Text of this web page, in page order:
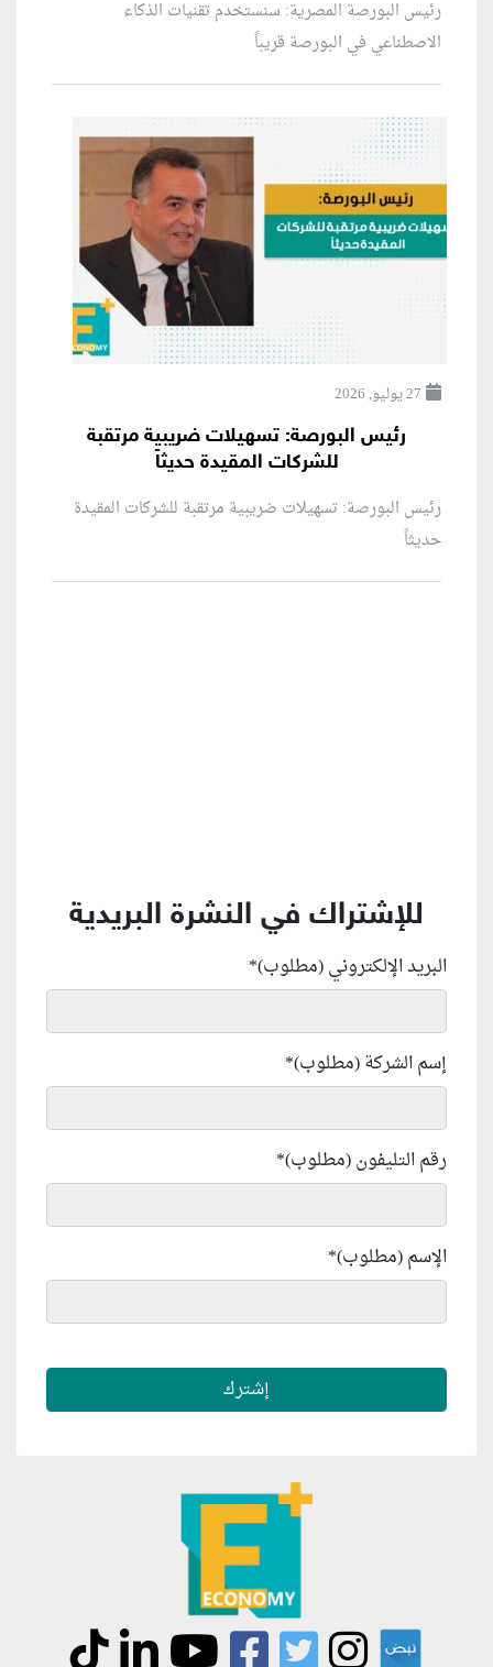
رئيس البورصة المصرية: سنستخدم تقنيات الذكاء
الاصطناعي في البورصة قريباً
27 يوليو, 2026
رئيس البورصة: تسهيلات ضريبية مرتقبة
للشركات المقيدة حديثاً
رئيس البورصة: تسهيلات ضريبية مرتقبة للشركات المقيدة
حديثاً
للإشتراك في النشرة البريدية
البريد الإلكتروني (مطلوب)*
إسم الشركة (مطلوب)*
رقم التليفون (مطلوب)*
الإسم (مطلوب)*